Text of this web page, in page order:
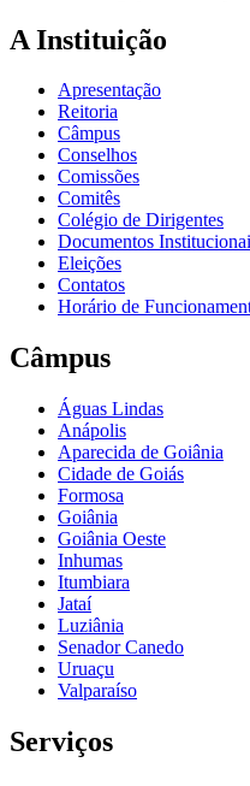
A Instituição
Apresentação
Reitoria
Câmpus
Conselhos
Comissões
Comitês
Colégio de Dirigentes
Documentos
Eleições
Contatos
Horário de
Câmpus
Águas Lindas
Anápolis
Aparecida de Goiânia
Cidade de Goiás
Formosa
Goiânia
Goiânia Oeste
Inhumas
Itumbiara
Jataí
Luziânia
Senador Canedo
Uruaçu
Valparaíso
Serviços